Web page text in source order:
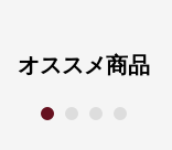
オススメ商品
1 2 3 4